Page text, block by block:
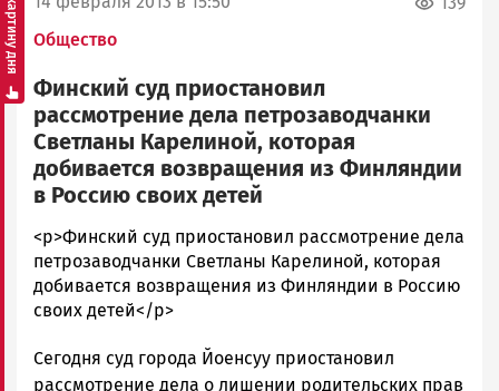
Общество
Финский суд приостановил
рассмотрение дела петрозаводчанки
Светланы Карелиной, которая
добивается возвращения из Финляндии
в Россию своих детей
admintimur
Новости
Петрозаводска
и
|
Петрозаводск
<p>Финский суд приостановил рассмотрение дела
петрозаводчанки Светланы Карелиной, которая
добивается возвращения из Финляндии в Россию
своих детей</p>
Сегодня суд города Йоенсуу приостановил
рассмотрение дела о лишении родительских прав